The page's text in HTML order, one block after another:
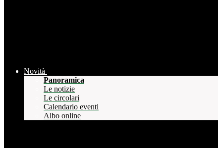
Novità
Panoramica
Le notizie
Le circolari
Calendario eventi
Albo online